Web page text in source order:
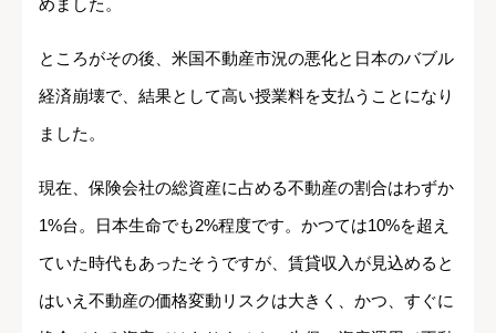
めました。
ところがその後、米国不動産市況の悪化と日本のバブル
経済崩壊で、結果として高い授業料を支払うことになり
ました。
現在、保険会社の総資産に占める不動産の割合はわずか
1%台。日本生命でも2%程度です。かつては10%を超え
ていた時代もあったそうですが、賃貸収入が見込めると
はいえ不動産の価格変動リスクは大きく、かつ、すぐに